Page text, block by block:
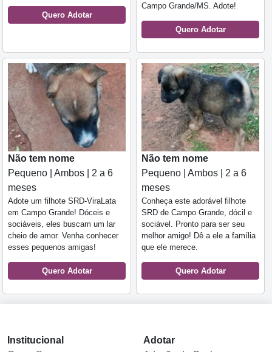
Quero Adotar
Campo Grande/MS. Adote!
Quero Adotar
Não tem nome
Pequeno | Ambos | 2 a 6
meses
Adote um filhote SRD-ViraLata
em Campo Grande! Dóceis e
sociáveis, eles buscam um lar
cheio de amor. Venha conhecer
esses pequenos amigas!
Quero Adotar
Não tem nome
Pequeno | Ambos | 2 a 6
meses
Conheça este adorável filhote
SRD de Campo Grande, dócil e
sociável. Pronto para ser seu
melhor amigo! Dê a ele a família
que ele merece.
Quero Adotar
Institucional
Adotar